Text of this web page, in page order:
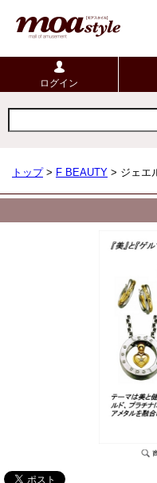
ログイン
トップ> F BEAUTY > ジェエ